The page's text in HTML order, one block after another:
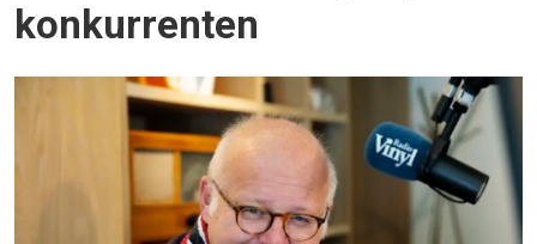
konkurrenten